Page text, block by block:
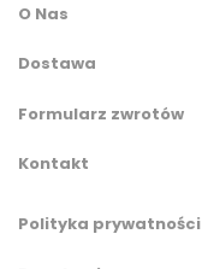
O Nas
Dostawa
Formularz zwrotów
Kontakt
Polityka prywatności